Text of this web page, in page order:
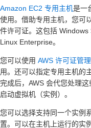
Amazon EC2 专用主机是一
使用。借助专用主机，您可
件许可证。这包括
Linux Enterprise。
您可以使用 AWS 许可证管
用。还可以指定专用主机的
完成后，AWS 会代您处理
启动虚拟机（实例）。
您可以选择支持同一个实例
置。可以在主机上运行的实